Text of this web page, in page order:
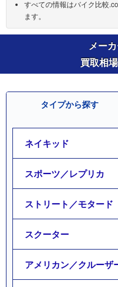
すべての情報はバイク比較
ます。
メー
買取相
タイプから探す
ネイキッド
スポーツ／レプリカ
ストリート／モタード
スクーター
アメリカン／クルーザ